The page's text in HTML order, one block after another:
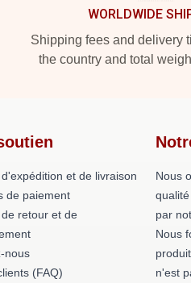
WORLDWIDE
Shipping fees and delivery
the country and total
et de livraison
de paiement
retour et de
nous
(FAQ)
Nous
par
Nous
n'est